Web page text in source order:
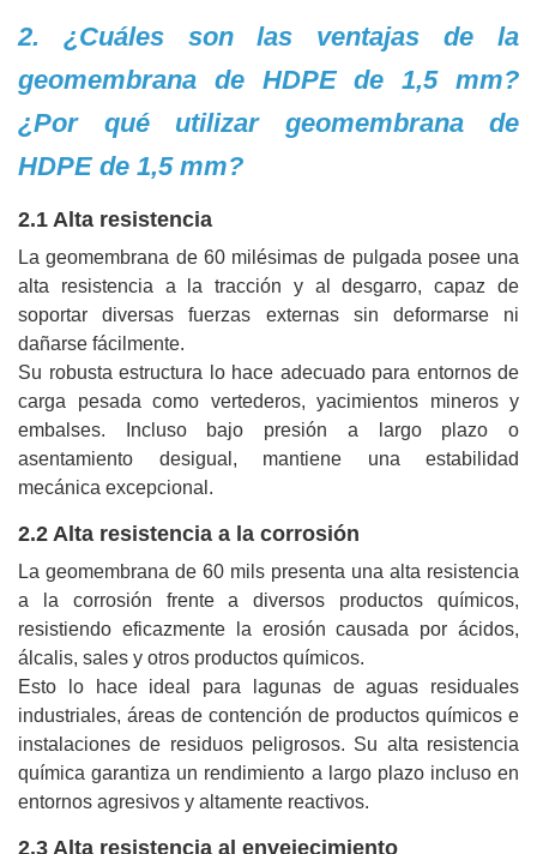
2. ¿Cuáles son las ventajas de la
geomembrana de HDPE de 1,5 mm?
¿Por qué utilizar geomembrana de
HDPE de 1,5 mm?
2.1 Alta resistencia
La geomembrana de 60 milésimas de pulgada posee una
alta resistencia a la tracción y al desgarro, capaz de
soportar diversas fuerzas externas sin deformarse ni
dañarse fácilmente.
Su robusta estructura lo hace adecuado para entornos de
carga pesada como vertederos, yacimientos mineros y
embalses. Incluso bajo presión a largo plazo o
asentamiento desigual, mantiene una estabilidad
mecánica excepcional.
2.2 Alta resistencia a la corrosión
La geomembrana de 60 mils presenta una alta resistencia
a la corrosión frente a diversos productos químicos,
resistiendo eficazmente la erosión causada por ácidos,
álcalis, sales y otros productos químicos.
Esto lo hace ideal para lagunas de aguas residuales
industriales, áreas de contención de productos químicos e
instalaciones de residuos peligrosos. Su alta resistencia
química garantiza un rendimiento a largo plazo incluso en
entornos agresivos y altamente reactivos.
2.3 Alta resistencia al envejecimiento